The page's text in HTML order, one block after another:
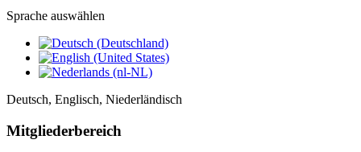
Sprache auswählen
Deutsch, Englisch, Niederländisch
Mitgliederbereich